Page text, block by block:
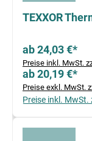
TEXXOR
ab 24,03 €*
Preise inkl. MwSt.
ab 20,19 €*
Preise exkl. MwSt.
Preise inkl.